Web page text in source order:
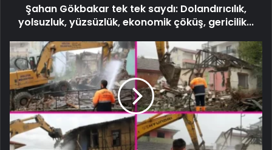
Şahan Gökbakar tek tek saydı: Dolandırıcılık,
yolsuzluk, yüzsüzlük, ekonomik çöküş, gericilik...